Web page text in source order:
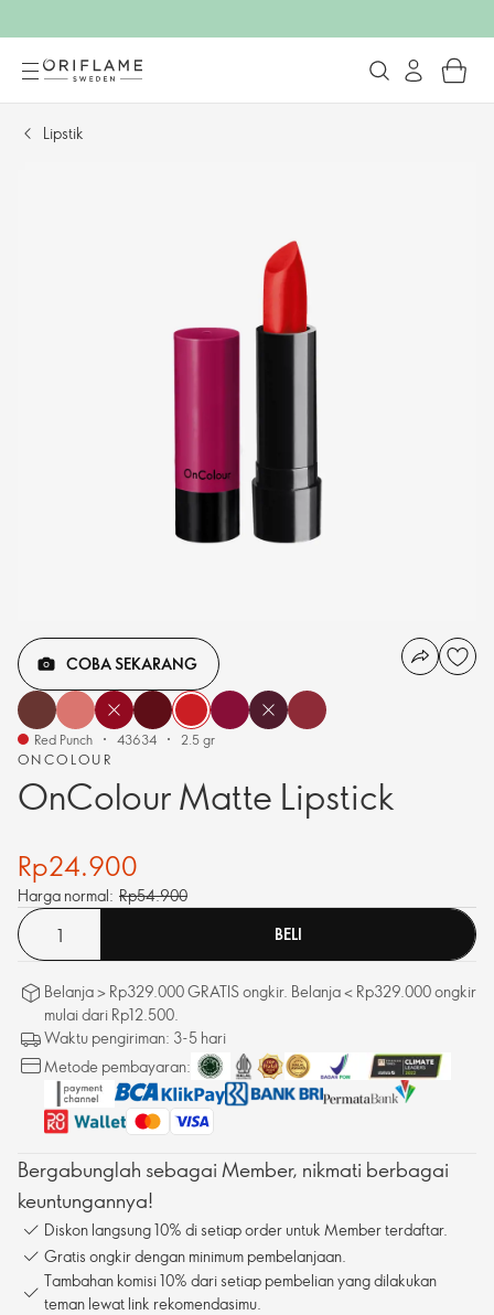
Lipstik
ONCOLOUR
OnColour Matte Lipstick
COBA SEKARANG
Red Punch 43634 2.5 gr
Rp24.900
Harga normal: Rp54.900
BELI
Belanja > Rp329.000 GRATIS ongkir. Belanja < Rp329.000 ongkir
mulai dari Rp12.500.
Waktu pengiriman: 3-5 hari
Metode pembayaran:
Bergabunglah sebagai Member, nikmati berbagai
keuntungannya!
Diskon langsung 10% di setiap order untuk Member terdaftar.
Gratis ongkir dengan minimum pembelanjaan.
Tambahan komisi 10% dari setiap pembelian yang dilakukan
teman lewat link rekomendasimu.